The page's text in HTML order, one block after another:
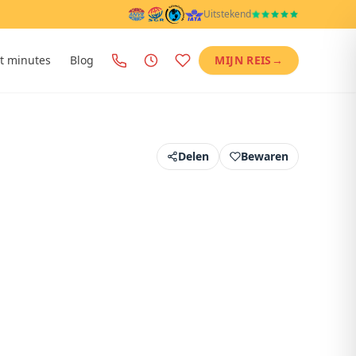
Uitstekend
minutes Blog MIJN REIS →
Delen Bewaren